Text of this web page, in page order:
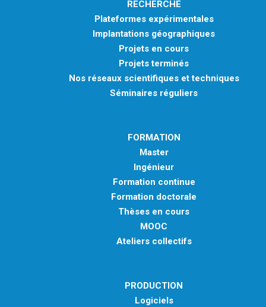
RECHERCHE
Plateformes expérimentales
Implantations géographiques
Projets en cours
Projets terminés
Nos réseaux scientifiques et techniques
Séminaires réguliers
FORMATION
Master
Ingénieur
Formation continue
Formation doctorale
Thèses en cours
MOOC
Ateliers collectifs
PRODUCTION
Logiciels